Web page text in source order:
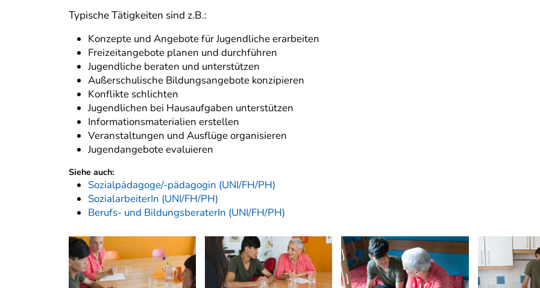
Typische Tätigkeiten sind z.B.:
Konzepte und Angebote für Jugendliche erarbeiten
Freizeitangebote planen und durchführen
Jugendliche beraten und unterstützen
Außerschulische Bildungsangebote konzipieren
Konflikte schlichten
Jugendlichen bei Hausaufgaben unterstützen
Informationsmaterialien erstellen
Veranstaltungen und Ausflüge organisieren
Jugendangebote evaluieren
Siehe auch:
Sozialpädagoge/-pädagogin (UNI/FH/PH)
SozialarbeiterIn (UNI/FH/PH)
Berufs- und BildungsberaterIn (UNI/FH/PH)